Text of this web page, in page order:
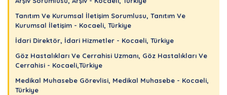
Tanıtım Ve Kurumsal İletişim Sorumlusu, Tanıtım Ve
Kurumsal İletişim - Kocaeli, Türkiye
İdari Direktör, İdari Hizmetler - Kocaeli, Türkiye
Göz Hastalıkları Ve Cerrahisi Uzmanı, Göz Hastalıkları Ve
Cerrahisi - Kocaeli,Türkiye
Medikal Muhasebe Görevlisi, Medikal Muhasebe - Kocaeli,
Türkiye